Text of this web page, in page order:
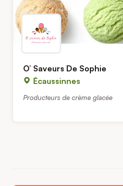
O’ Saveurs De Sophie
Écaussinnes
Producteurs de crème glacée